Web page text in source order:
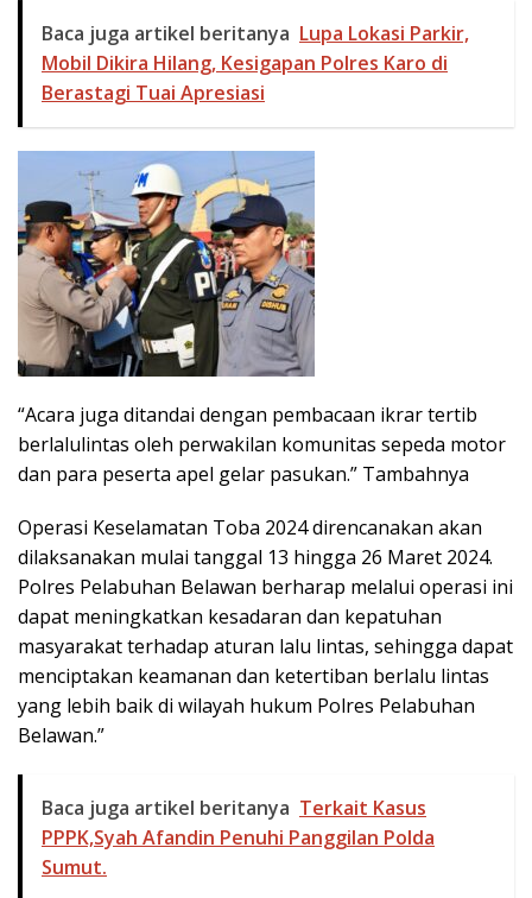
Baca juga artikel beritanya Lupa Lokasi Parkir,
Mobil Dikira Hilang, Kesigapan Polres Karo di
Berastagi Tuai Apresiasi
“Acara juga ditandai dengan pembacaan ikrar tertib
berlalulintas oleh perwakilan komunitas sepeda motor
dan para peserta apel gelar pasukan.” Tambahnya
Operasi Keselamatan Toba 2024 direncanakan akan
dilaksanakan mulai tanggal 13 hingga 26 Maret 2024.
Polres Pelabuhan Belawan berharap melalui operasi ini
dapat meningkatkan kesadaran dan kepatuhan
masyarakat terhadap aturan lalu lintas, sehingga dapat
menciptakan keamanan dan ketertiban berlalu lintas
yang lebih baik di wilayah hukum Polres Pelabuhan
Belawan.”
Baca juga artikel beritanya Terkait Kasus
PPPK,Syah Afandin Penuhi Panggilan Polda
Sumut.